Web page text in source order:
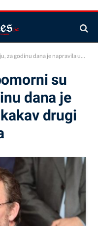
napravila uspjeh kakav drugi nisu za 20 godina
su
dana je
drugi